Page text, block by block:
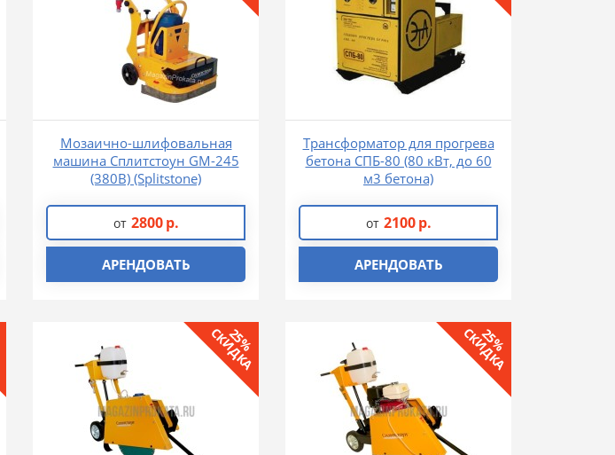
Мозаично-шлифовальная
машина Сплитстоун GM-245
(380В) (Splitstone)
от 2800 р.
АРЕНДОВАТЬ
Трансформатор для прогрева
бетона СПБ-80 (80 кВт, до 60
м3 бетона)
от 2100 р.
АРЕНДОВАТЬ
25%
СКИДКА 25%
СКИДКА